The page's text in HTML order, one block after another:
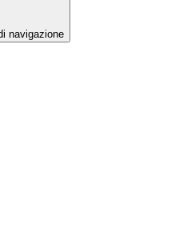
navigazione